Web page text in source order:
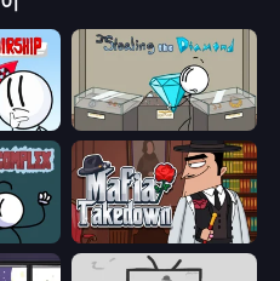
Stealing the Diamond
Mafia Takedown